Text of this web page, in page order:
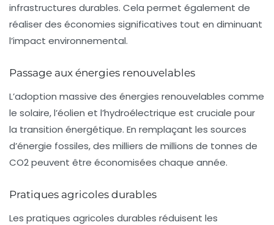
infrastructures durables. Cela permet également de
réaliser des économies significatives tout en diminuant
l’impact environnemental.
Passage aux énergies renouvelables
L’adoption massive des énergies renouvelables comme
le solaire, l’éolien et l’hydroélectrique est cruciale pour
la transition énergétique. En remplaçant les sources
d’énergie fossiles, des milliers de millions de tonnes de
CO2 peuvent être économisées chaque année.
Pratiques agricoles durables
Les pratiques agricoles durables réduisent les